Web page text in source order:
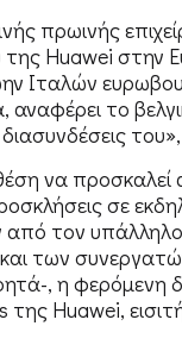
πρωινής
της Huawei στην
Ιταλών
αναφέρει το
να
σε
από τον
των
, η φερόμενη
Huawei,